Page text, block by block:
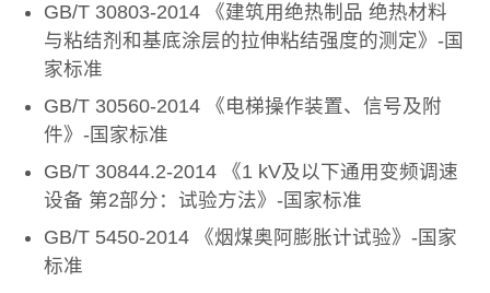
GB/T 30803-2014 《建筑用绝热制品 绝热材料
与粘结剂和基底涂层的拉伸粘结强度的测定》-国
家标准
GB/T 30560-2014 《电梯操作装置、信号及附
件》-国家标准
GB/T 30844.2-2014 《1 kV及以下通用变频调速
设备 第2部分：试验方法》-国家标准
GB/T 5450-2014 《烟煤奥阿膨胀计试验》-国家
标准